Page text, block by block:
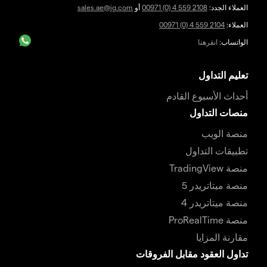
العملاء الجدد: 00971 (0) 4 559 2108 أو sales.ae@ig.com
العملاء: 00971 (0) 4 559 2104
الواتساب: انقرهنا
تعليم التداول
أحداث الأسبوع القادم
منصات التداول
منصة الويب
تطبيقات التداول
منصة TradingView
منصة ميتاتريدر 5
منصة ميتاتريدر 4
منصة ProRealTime
مقارنة المزايا
تداول العقود مقابل الفروقات